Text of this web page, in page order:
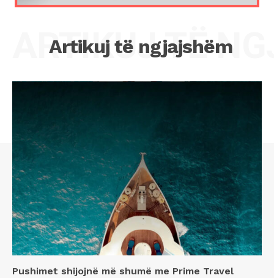
Artikuj të ngjajshëm
ARTIKUJ TË
Pushimet shijojnë më shumë me Prime Travel